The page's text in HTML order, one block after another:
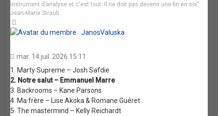
instrument d’analyse et c'est tout. Il ne doit pas devenir une fin en soi".
Jean-Marie Straub
JanosValuska
mar. 14 juil. 2026 15:11
1. Marty Supreme – Josh Safdie
2. Notre salut – Emmanuel Marre
3. Backrooms – Kane Parsons
4. Ma frère – Lise Akoka & Romane Guéret
5. The mastermind – Kelly Reichardt